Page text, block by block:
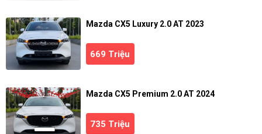
Mazda CX5 Luxury 2.0 AT 2023
669 Triệu
Mazda CX5 Premium 2.0 AT 2024
735 Triệu